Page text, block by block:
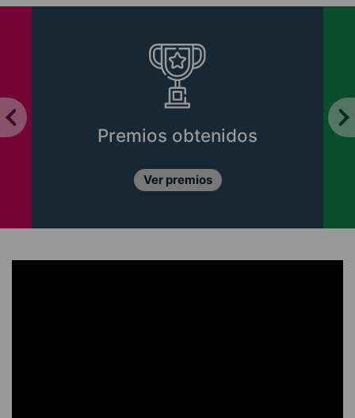
Premios obtenidos
Ver premios